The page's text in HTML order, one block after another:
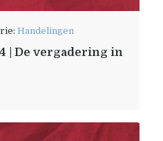
Handelingen
| De vergadering in